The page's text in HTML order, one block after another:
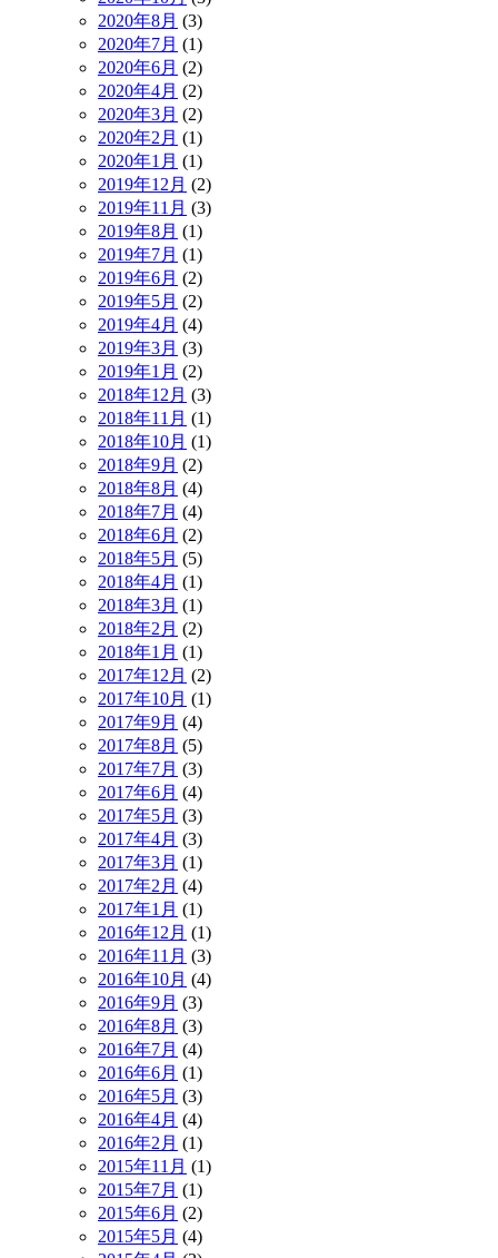
2020年8月 (3)
2020年7月 (1)
2020年6月 (2)
2020年4月 (2)
2020年3月 (2)
2020年2月 (1)
2020年1月 (1)
2019年12月 (2)
2019年11月 (3)
2019年8月 (1)
2019年7月 (1)
2019年6月 (2)
2019年5月 (2)
2019年4月 (4)
2019年3月 (3)
2019年1月 (2)
2018年12月 (3)
2018年11月 (1)
2018年10月 (1)
2018年9月 (2)
2018年8月 (4)
2018年7月 (4)
2018年6月 (2)
2018年5月 (5)
2018年4月 (1)
2018年3月 (1)
2018年2月 (2)
2018年1月 (1)
2017年12月 (2)
2017年10月 (1)
2017年9月 (4)
2017年8月 (5)
2017年7月 (3)
2017年6月 (4)
2017年5月 (3)
2017年4月 (3)
2017年3月 (1)
2017年2月 (4)
2017年1月 (1)
2016年12月 (1)
2016年11月 (3)
2016年10月 (4)
2016年9月 (3)
2016年8月 (3)
2016年7月 (4)
2016年6月 (1)
2016年5月 (3)
2016年4月 (4)
2016年2月 (1)
2015年11月 (1)
2015年7月 (1)
2015年6月 (2)
2015年5月 (4)